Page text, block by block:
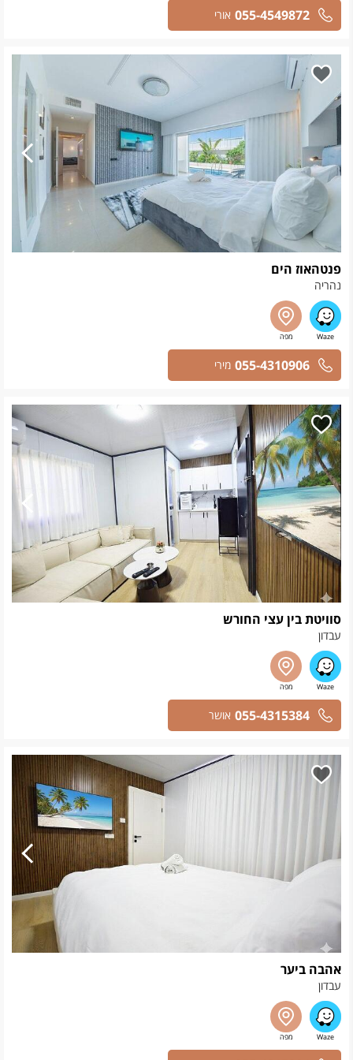
055-4549872 אורי
פנטהאוז הים
נהריה
055-4310906 מירי
סוויטת בין עצי החורש
עבדון
055-4315384 אושר
אהבה ביער
עבדון